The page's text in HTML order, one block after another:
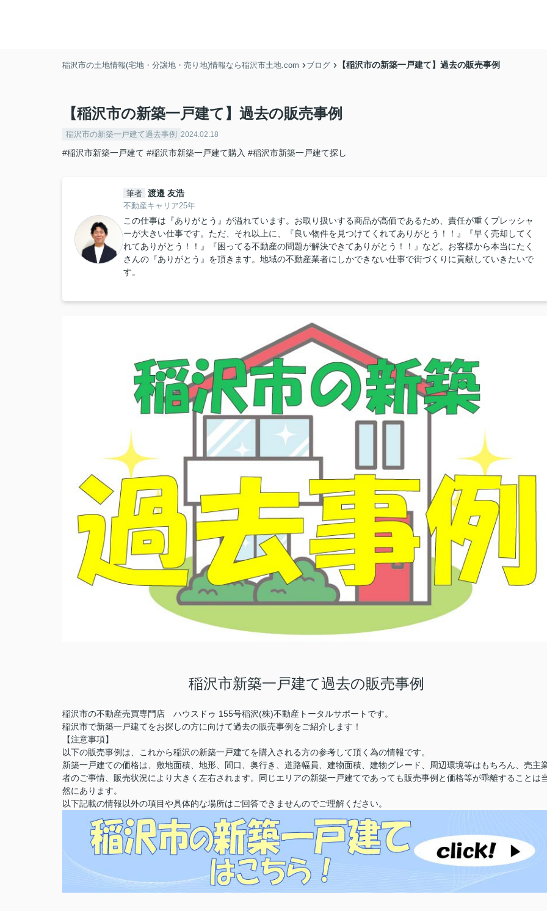
稲沢市の土地情報(宅地・分譲地・売り地)情報なら稲沢市土地.com ブログ 【稲沢市の新築一戸建て】過去の販売事例
【稲沢市の新築一戸建て】過去の販売事例
稲沢市の新築一戸建て過去事例 2024.02.18
#稲沢市新築一戸建て #稲沢市新築一戸建て購入 #稲沢市新築一戸建て探し
筆者 渡邉 友浩
不動産キャリア25年
この仕事は『ありがとう』が溢れています。お取り扱いする商品が高価であるため、責任が重くプレッシャ
ーが大きい仕事です。ただ、それ以上に、『良い物件を見つけてくれてありがとう！！』『早く売却してく
れてありがとう！！』『困ってる不動産の問題が解決できてありがとう！！』など。お客様から本当にたく
さんの『ありがとう』を頂きます。地域の不動産業者にしかできない仕事で街づくりに貢献していきたいで
す。
稲沢市新築一戸建て過去の販売事例
稲沢市の不動産売買専門店 ハウスドゥ 155号稲沢(株)不動産トータルサポートです。
稲沢市で新築一戸建てをお探しの方に向けて過去の販売事例をご紹介します！
【注意事項】
以下の販売事例は、これから稲沢の新築一戸建てを購入される方の参考して頂く為の情報です。
新築一戸建ての価格は、敷地面積、地形、間口、奥行き、道路幅員、建物面積、建物グレード、周辺環境等はもちろん、売主
者のご事情、販売状況により大きく左右されます。同じエリアの新築一戸建てであっても販売事例と価格等が乖離することは
然にあります。
以下記載の情報以外の項目や具体的な場所はご回答できませんのでご理解ください。